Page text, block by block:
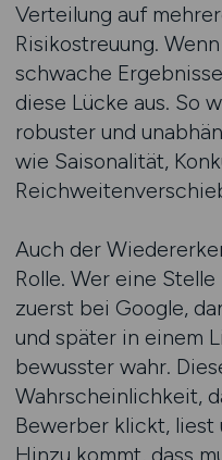
Verteilung auf
Risikostreuung.
schwache
diese Lücke aus. So
robuster und
wie Saisonalität,
Auch der
Rolle. Wer eine
zuerst bei Google,
und später in einem
bewusster wahr.
Wahrscheinlichkeit,
Bewerber klickt, liest
Hinzu kommt, dass